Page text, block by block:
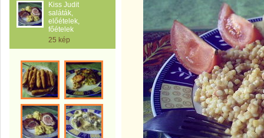
Kiss Judit
saláták,
előételek,
főételek
25 kép